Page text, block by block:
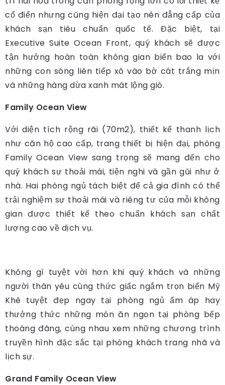
cổ điển nhưng cũng hiện đại tạo nên đẳng cấp của
khách sạn tiêu chuẩn quốc tế. Đặc biệt, tại
Executive Suite Ocean Front, quý khách sẽ được
tận hưởng hoàn toàn không gian biển bao la với
những con sóng liên tiếp xô vào bờ cát trắng mịn
và những hàng dừa xanh mát lộng gió.
Family Ocean View
Với diện tích rộng rãi (70m2), thiết kế thanh lịch
như căn hộ cao cấp, trang thiết bị hiện đại, phòng
Family Ocean View sang trọng sẽ mang đến cho
quý khách sự thoải mái, tiện nghi và gần gũi như ở
nhà. Hai phòng ngủ tách biệt để cả gia đình có thể
trải nghiệm sự thoải mái và riêng tư của mỗi không
gian được thiết kế theo chuẩn khách sạn chất
lượng cao về dịch vụ.
Không gì tuyệt vời hơn khi quý khách và những
người thân yêu cùng thức giấc ngắm trọn biển Mỹ
Khê tuyệt đẹp ngay tại phòng ngủ ấm áp hay
thưởng thức những món ăn ngon tại phòng bếp
thoáng đãng, cùng nhau xem những chương trình
truyền hình đặc sắc tại phòng khách trang nhã và
lịch sự.
Grand Family Ocean View